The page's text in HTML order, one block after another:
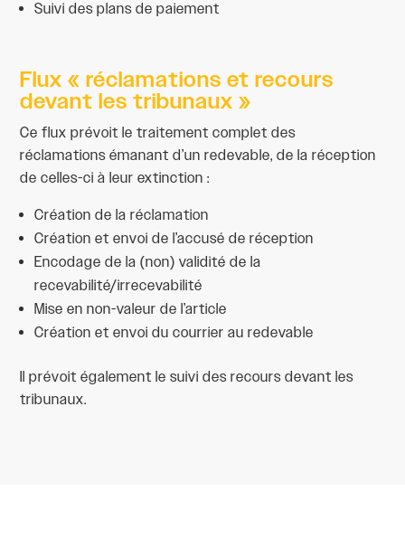
Suivi des plans de paiement
Flux « réclamations et recours
devant les tribunaux »
Ce flux prévoit le traitement complet des
réclamations émanant d’un redevable, de la réception
de celles-ci à leur extinction :
Création de la réclamation
Création et envoi de l’accusé de réception
Encodage de la (non) validité de la
recevabilité/irrecevabilité
Mise en non-valeur de l’article
Création et envoi du courrier au redevable
Il prévoit également le suivi des recours devant les
tribunaux.